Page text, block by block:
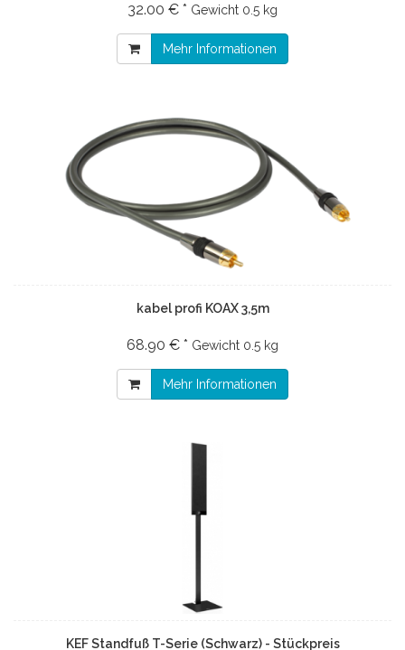
32.00 € * Gewicht 0.5 kg
Mehr Informationen
kabel profi KOAX 3,5m
68.90 € * Gewicht 0.5 kg
Mehr Informationen
KEF Standfuß T-Serie (Schwarz) - Stückpreis